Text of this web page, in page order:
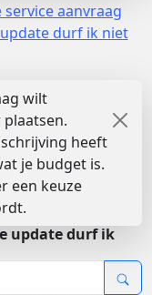
service aanvraag
durf ik niet
wilt
heeft
je budget is.
een keuze
update durf ik